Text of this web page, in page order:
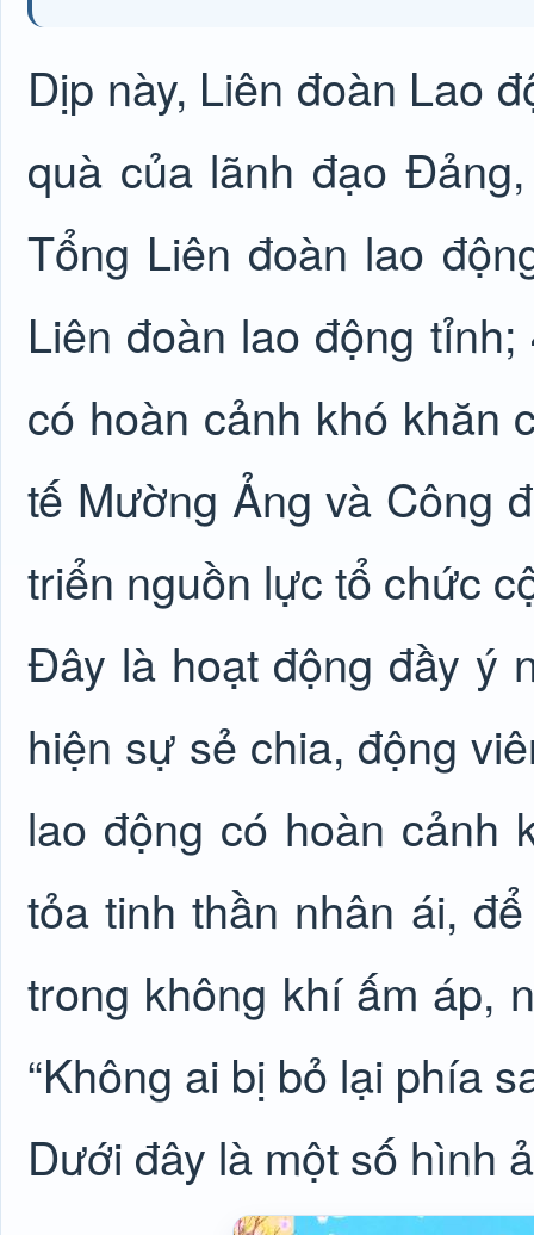
Dịp này, Liên đoàn Lao
quà của lãnh đạo
Tổng Liên đoàn lao
Liên đoàn lao động
có hoàn cảnh khó khăn
tế Mường Ảng và Công
triển nguồn lực tổ chức
Đây là hoạt động đầy ý
hiện sự sẻ chia, động
lao động có hoàn
tỏa tinh thần nhân ái,
trong không khí ấm áp,
“Không ai bị bỏ lại phía
Dưới đây là một số hình